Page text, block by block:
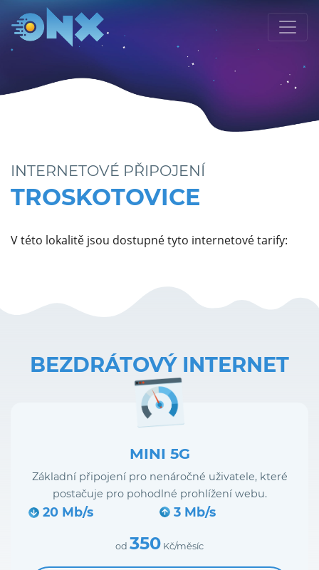
INTERNETOVÉ PŘIPOJENÍ
TROSKOTOVICE
V této lokalitě jsou dostupné tyto internetové tarify:
BEZDRÁTOVÝ INTERNET
MINI 5G
Základní připojení pro nenáročné uživatele, které
postačuje pro pohodlné prohlížení webu.
20 Mb/s 3 Mb/s
od 350 Kč/měsíc